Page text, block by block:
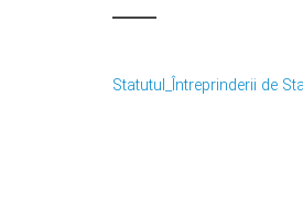
Statutul_Întreprinderii de